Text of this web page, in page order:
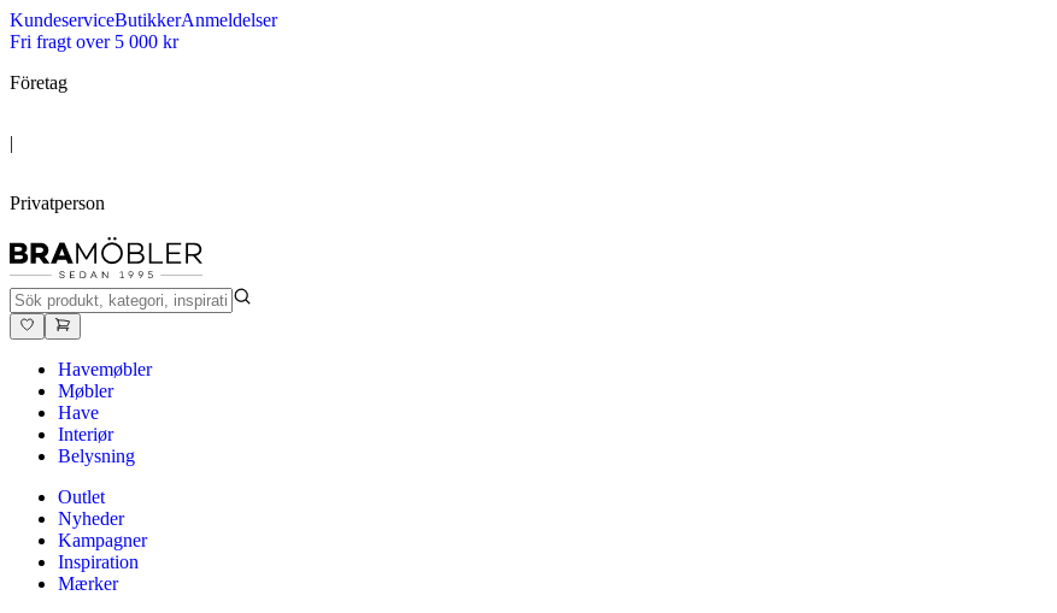
KundeserviceButikkerAnmeldelser
Fri fragt over 5 000 kr
Företag
|
Privatperson
Havemøbler
Møbler
Have
Interiør
Belysning
Outlet
Nyheder
Kampagner
Inspiration
Mærker